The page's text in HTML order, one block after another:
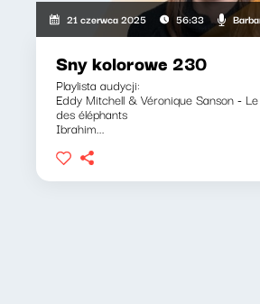
21 czerwca 2025 56:33
Sny kolorowe 230
Playlista audycji:
Eddy Mitchell & Véronique Sanson -
des éléphants
Ibrahim...